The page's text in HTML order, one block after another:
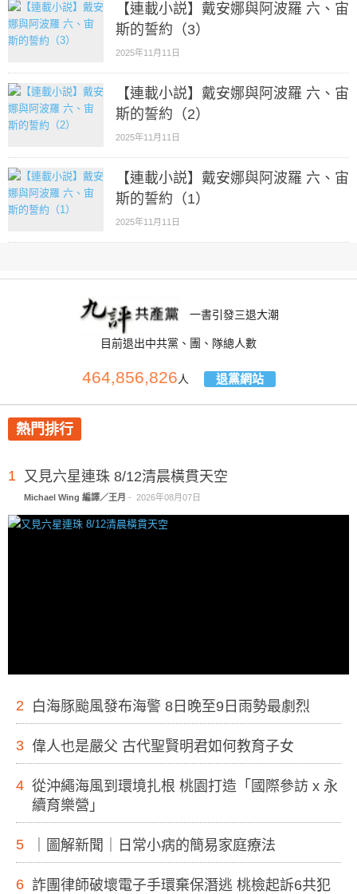
【連載小説】戴安娜與阿波羅 六、宙
斯的誓約（3）
2025年11月11日
【連載小説】戴安娜與阿波羅 六、宙
斯的誓約（2）
2025年11月11日
【連載小説】戴安娜與阿波羅 六、宙
斯的誓約（1）
2025年11月11日
一書引發三退大潮
目前退出中共黨、團、隊總人數
464,856,826人 退黨網站
熱門排行
1 又見六星連珠 8/12清晨橫貫天空
Michael Wing 編譯／王月 - 2026年08月07日
2 白海豚颱風發布海警 8日晚至9日雨勢最劇烈
3 偉人也是嚴父 古代聖賢明君如何教育子女
4 從沖繩海風到環境扎根 桃園打造「國際參訪 x 永
續育樂營」
5 ｜圖解新聞｜日常小病的簡易家庭療法
6 詐團律師破壞電子手環棄保潛逃 桃檢起訴6共犯